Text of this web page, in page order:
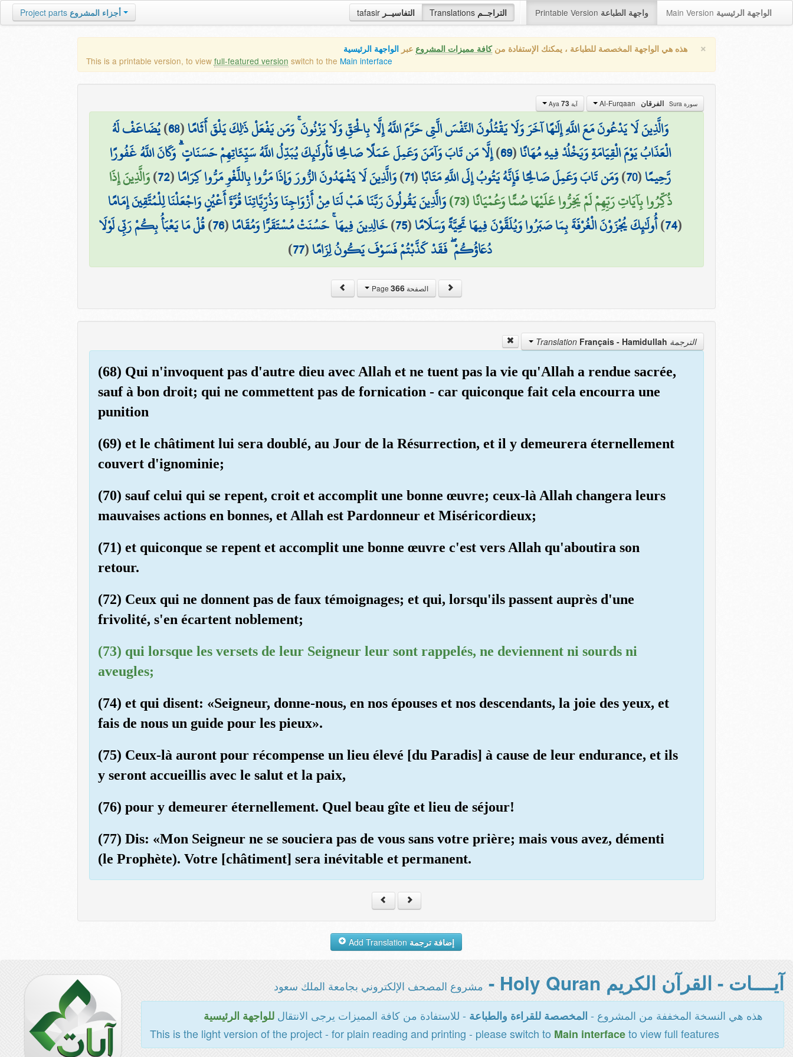
tafasir التفاسيــر Translations التراجــم Printable Version واجهة الطباعة Main Version الواجهة الرئيسية Project parts أجزاء المشروع
× هذه هي الواجهة المخصصة للطباعة ، يمكنك الإستفادة منكافة مميزات المشروع عبر الواجهة الرئيسية
This is a printable version, to view full-featured version switch to the Main interface
سورة Sura الفرقان آية Aya 73
وَالَّذِينَ لَا يَدْعُونَ مَعَ اللَّهِ إِلَٰهًا آخَرَ وَلَا يَقْتُلُونَ النَّفْسَ الَّتِي حَرَّمَ اللَّهُ إِلَّا بِالْحَقِّ وَلَا يَزْنُونَ ۚ وَمَن يَفْعَلْ ذَٰلِكَ يَلْقَ أَثَامًا(
68
)يُضَاعَفْ لَهُ
الْعَذَابُ يَوْمَ الْقِيَامَةِ وَيَخْلُدْ فِيهِ مُهَانًا(
69
)إِلَّا مَن تَابَ وَآمَنَ وَعَمِلَ عَمَلًا صَالِحًا فَأُولَٰئِكَ يُبَدِّلُ اللَّهُ سَيِّئَاتِهِمْ حَسَنَاتٍ ۗ وَكَانَ اللَّهُ غَفُورًا
رَّحِيمًا(
70
)وَمَن تَابَ وَعَمِلَ صَالِحًا فَإِنَّهُ يَتُوبُ إِلَى اللَّهِ مَتَابًا(
71
)وَالَّذِينَ لَا يَشْهَدُونَ الزُّورَ وَإِذَا مَرُّوا بِاللَّغْوِ مَرُّوا كِرَامًا(
72
)وَالَّذِينَ إِذَا
ذُكِّرُوا بِآيَاتِ رَبِّهِمْ لَمْ يَخِرُّوا عَلَيْهَا صُمًّا وَعُمْيَانًا (73)
وَالَّذِينَ يَقُولُونَ رَبَّنَا هَبْ لَنَا مِنْ أَزْوَاجِنَا وَذُرِّيَّاتِنَا قُرَّةَ أَعْيُنٍ وَاجْعَلْنَا لِلْمُتَّقِينَ إِمَامًا
(
74
)أُولَٰئِكَ يُجْزَوْنَ الْغُرْفَةَ بِمَا صَبَرُوا وَيُلَقَّوْنَ فِيهَا تَحِيَّةً وَسَلَامًا(
75
)خَالِدِينَ فِيهَا ۚ حَسُنَتْ مُسْتَقَرًّا وَمُقَامًا(
76
)قُلْ مَا يَعْبَأُ بِكُمْ رَبِّي لَوْلَا
دُعَاؤُكُمْ ۖ فَقَدْ كَذَّبْتُمْ فَسَوْفَ يَكُونُ لِزَامًا(
77
)
الصفحة Page366
الترجمة Translation Français - Hamidullah
(68) Qui n'invoquent pas d'autre dieu avec Allah et ne tuent pas la vie qu'Allah a rendue sacrée,
sauf à bon droit; qui ne commettent pas de fornication - car quiconque fait cela encourra une
punition
(69) et le châtiment lui sera doublé, au Jour de la Résurrection, et il y demeurera éternellement
couvert d'ignominie;
(70) sauf celui qui se repent, croit et accomplit une bonne œuvre; ceux-là Allah changera leurs
mauvaises actions en bonnes, et Allah est Pardonneur et Miséricordieux;
(71) et quiconque se repent et accomplit une bonne œuvre c'est vers Allah qu'aboutira son
retour.
(72) Ceux qui ne donnent pas de faux témoignages; et qui, lorsqu'ils passent auprès d'une
frivolité, s'en écartent noblement;
(73) qui lorsque les versets de leur Seigneur leur sont rappelés, ne deviennent ni sourds ni
aveugles;
(74) et qui disent: «Seigneur, donne-nous, en nos épouses et nos descendants, la joie des yeux, et
fais de nous un guide pour les pieux».
(75) Ceux-là auront pour récompense un lieu élevé [du Paradis] à cause de leur endurance, et ils
y seront accueillis avec le salut et la paix,
(76) pour y demeurer éternellement. Quel beau gîte et lieu de séjour!
(77) Dis: «Mon Seigneur ne se souciera pas de vous sans votre prière; mais vous avez, démenti
(le Prophète). Votre [châtiment] sera inévitable et permanent.
إضافة ترجمة
آيــــات - القرآن الكريم Holy Quran - مشروع المصحف الإلكتروني بجامعة الملك سعود
هذه هي النسخة المخففة من المشروع - المخصصة للقراءة والطباعة - للاستفادة من كافة المميزات يرجى الانتقالللواجهة الرئيسية
This is the light version of the project - for plain reading and printing - please switch to Main interfaceto view full features